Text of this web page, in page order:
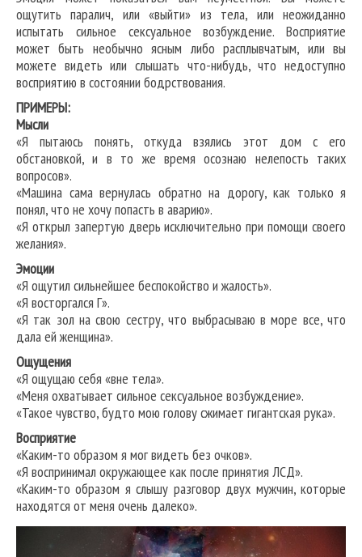
ощутить паралич, или «выйти» из тела, или неожиданно
испытать сильное сексуальное возбуждение. Восприятие
может быть необычно ясным либо расплывчатым, или вы
можете видеть или слышать что-нибудь, что недоступно
восприятию в состоянии бодрствования.
ПРИМЕРЫ:
Мысли
«Я пытаюсь понять, откуда взялись этот дом с его
обстановкой, и в то же время осознаю нелепость таких
вопросов».
«Машина сама вернулась обратно на дорогу, как только я
понял, что не хочу попасть в аварию».
«Я открыл запертую дверь исключительно при помощи своего
желания».
Эмоции
«Я ощутил сильнейшее беспокойство и жалость».
«Я восторгался Г».
«Я так зол на свою сестру, что выбрасываю в море все, что
дала ей женщина».
Ощущения
«Я ощущаю себя «вне тела».
«Меня охватывает сильное сексуальное возбуждение».
«Такое чувство, будто мою голову сжимает гигантская рука».
Восприятие
«Каким-то образом я мог видеть без очков».
«Я воспринимал окружающее как после принятия ЛСД».
«Каким-то образом я слышу разговор двух мужчин, которые
находятся от меня очень далеко».